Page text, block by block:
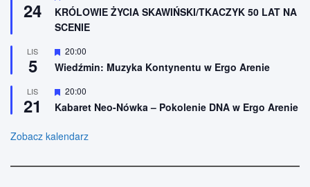
i
o
n
24
y
r
ó
n
i
o
e
KRÓLOWIE ŻYCIA SKAWIŃSKI/TKACZYK 50 LAT NA
SCENIE
LIS
5
W
y
r
ż
n
n
20:00
Wiedźmin: Muzyka Kontynentu w Ergo Arenie
LIS
21
W
y
r
ż
o
20:00
Kabaret Neo-Nówka – Pokolenie DNA w Ergo Arenie
Zobacz kalendarz